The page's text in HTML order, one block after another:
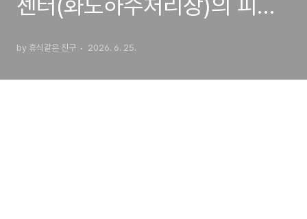
센터(화도하수처리장)의 피아
by 휴식같은 친구 2026. 6. 25.